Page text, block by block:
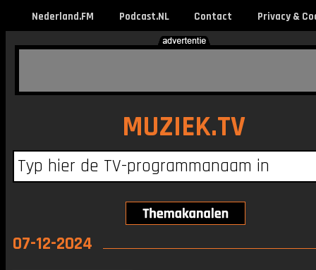
Nederland.FM Podcast.NL Contact Privacy &
MUZIEK.TV
07-12-2024